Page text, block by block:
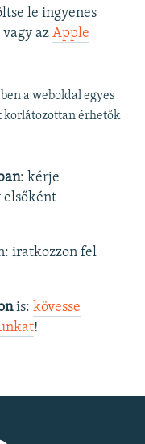
le ingyenes
vagy az Apple
a weboldal egyes
korlátozottan érhetők
: kérje
elsőként
iratkozzon fel
is: kövesse
! ​